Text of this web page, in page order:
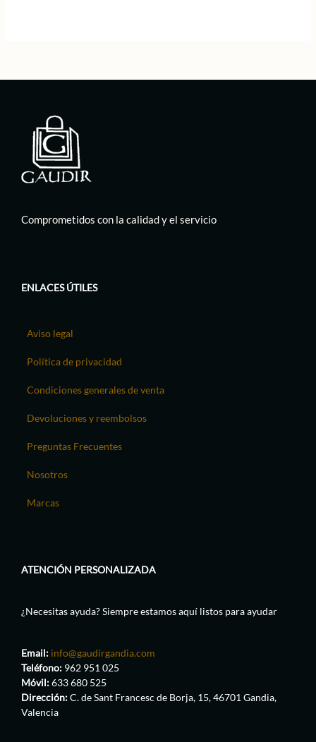
Comprometidos con la calidad y el servicio
ENLACES ÚTILES
Aviso legal
Política de privacidad
Condiciones generales de venta
Devoluciones y reembolsos
Preguntas Frecuentes
Nosotros
Marcas
ATENCIÓN PERSONALIZADA
¿Necesitas ayuda? Siempre estamos aquí listos para ayudar
Email: info@gaudirgandia.com
Teléfono: 962 951 025
Móvil:633 680 525
Dirección:C. de Sant Francesc de Borja, 15, 46701 Gandia,
Valencia